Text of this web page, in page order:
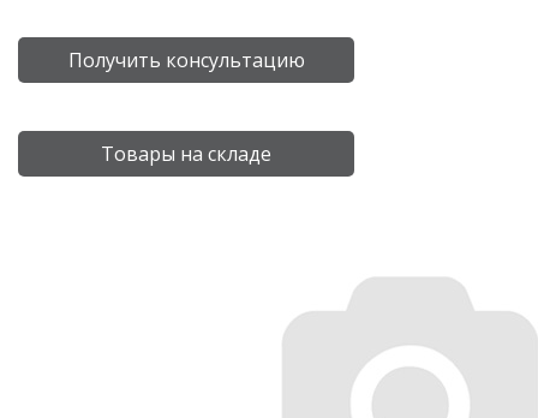
Получить консультацию
Товары на складе